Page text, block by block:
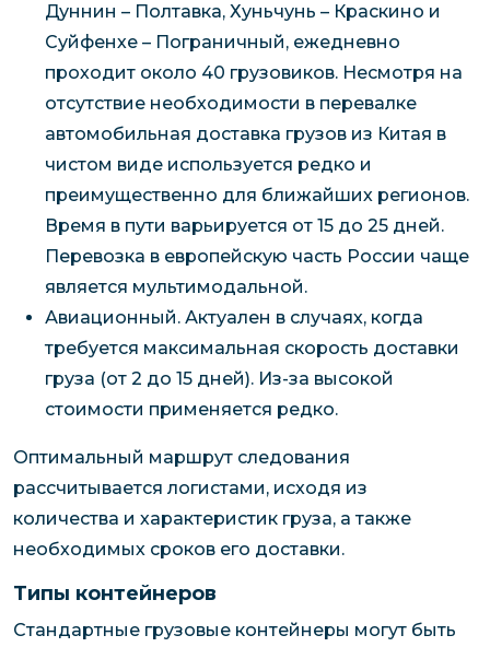
Дуннин – Полтавка, Хуньчунь – Краскино и
Суйфенхе – Пограничный, ежедневно
проходит около 40 грузовиков. Несмотря на
отсутствие необходимости в перевалке
автомобильная доставка грузов из Китая в
чистом виде используется редко и
преимущественно для ближайших регионов.
Время в пути варьируется от 15 до 25 дней.
Перевозка в европейскую часть России чаще
является мультимодальной.
Авиационный. Актуален в случаях, когда
требуется максимальная скорость доставки
груза (от 2 до 15 дней). Из-за высокой
стоимости применяется редко.
Оптимальный маршрут следования
рассчитывается логистами, исходя из
количества и характеристик груза, а также
необходимых сроков его доставки.
Типы контейнеров
Стандартные грузовые контейнеры могут быть